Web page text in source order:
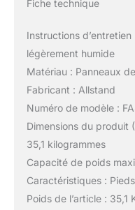
Fiche technique
Instructions
légèrement humide
Matériau : Panneaux
Fabricant : Allstand
Numéro de modèle :
Dimensions du
35,1 kilogrammes
Capacité de poids
Caractéristiques :
Poids de l’article : 35,1